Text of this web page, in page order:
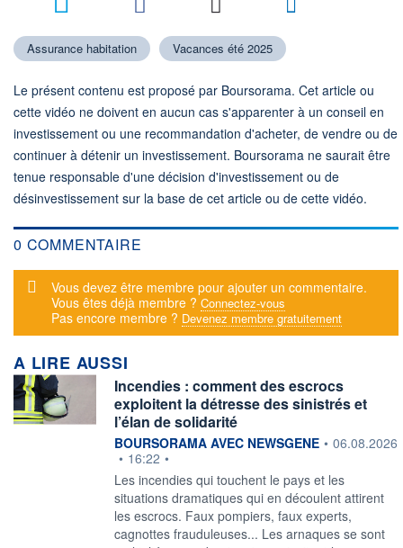
Assurance habitation Vacances été 2025
Le présent contenu est proposé par Boursorama. Cet article ou
cette vidéo ne doivent en aucun cas s'apparenter à un conseil en
investissement ou une recommandation d'acheter, de vendre ou de
continuer à détenir un investissement. Boursorama ne saurait être
tenue responsable d'une décision d'investissement ou de
désinvestissement sur la base de cet article ou de cette vidéo.
0 COMMENTAIRE
Message d'alerte
Vous devez être membre pour ajouter un commentaire.
Vous êtes déjà membre ? Connectez-vous
Pas encore membre ? Devenez membre gratuitement
A LIRE AUSSI
Incendies : comment des escrocs
exploitent la détresse des sinistrés et
l’élan de solidarité
information fournie par
BOURSORAMA AVEC NEWSGENE • 06.08.2026
• 16:22 •
Les incendies qui touchent le pays et les
situations dramatiques qui en découlent attirent
les escrocs. Faux pompiers, faux experts,
cagnottes frauduleuses... Les arnaques se sont